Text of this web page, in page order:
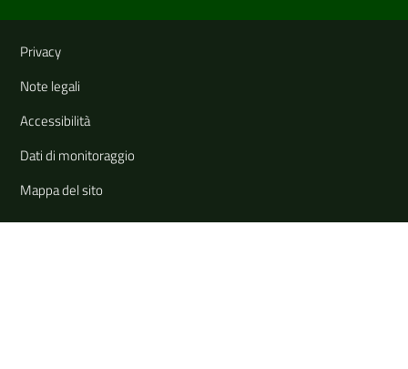
Link e informazioni utili
Privacy
Note legali
Accessibilità
Dati di monitoraggio
Mappa del sito